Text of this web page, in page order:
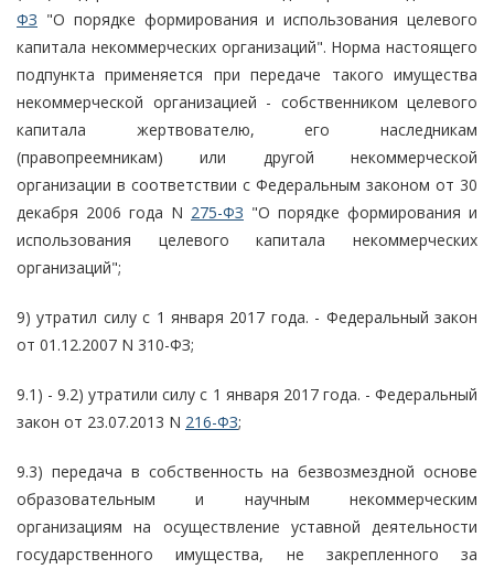
ФЗ "О порядке формирования и использования целевого
капитала некоммерческих организаций". Норма настоящего
подпункта применяется при передаче такого имущества
некоммерческой организацией - собственником целевого
капитала жертвователю, его наследникам
(правопреемникам) или другой некоммерческой
организации в соответствии с Федеральным законом от 30
декабря 2006 года N 275-ФЗ "О порядке формирования и
использования целевого капитала некоммерческих
организаций";
9) утратил силу с 1 января 2017 года. - Федеральный закон
от 01.12.2007 N 310-ФЗ;
9.1) - 9.2) утратили силу с 1 января 2017 года. - Федеральный
закон от 23.07.2013 N 216-ФЗ;
9.3) передача в собственность на безвозмездной основе
образовательным и научным некоммерческим
организациям на осуществление уставной деятельности
государственного имущества, не закрепленного за